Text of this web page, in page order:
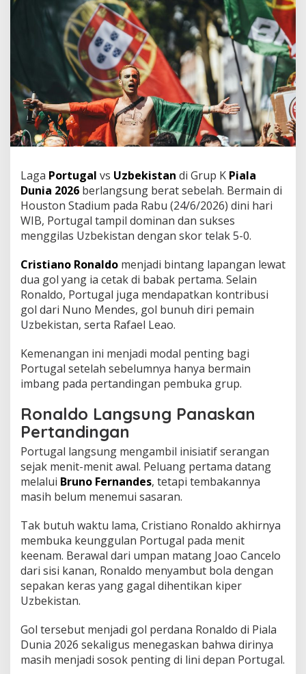
Laga Portugal vs Uzbekistan di Grup K Piala
Dunia 2026 berlangsung berat sebelah. Bermain di
Houston Stadium pada Rabu (24/6/2026) dini hari
WIB, Portugal tampil dominan dan sukses
menggilas Uzbekistan dengan skor telak 5-0.
Cristiano Ronaldo menjadi bintang lapangan lewat
dua gol yang ia cetak di babak pertama. Selain
Ronaldo, Portugal juga mendapatkan kontribusi
gol dari Nuno Mendes, gol bunuh diri pemain
Uzbekistan, serta Rafael Leao.
Kemenangan ini menjadi modal penting bagi
Portugal setelah sebelumnya hanya bermain
imbang pada pertandingan pembuka grup.
Ronaldo Langsung Panaskan
Pertandingan
Portugal langsung mengambil inisiatif serangan
sejak menit-menit awal. Peluang pertama datang
melalui Bruno Fernandes, tetapi tembakannya
masih belum menemui sasaran.
Tak butuh waktu lama, Cristiano Ronaldo akhirnya
membuka keunggulan Portugal pada menit
keenam. Berawal dari umpan matang Joao Cancelo
dari sisi kanan, Ronaldo menyambut bola dengan
sepakan keras yang gagal dihentikan kiper
Uzbekistan.
Gol tersebut menjadi gol perdana Ronaldo di Piala
Dunia 2026 sekaligus menegaskan bahwa dirinya
masih menjadi sosok penting di lini depan Portugal.